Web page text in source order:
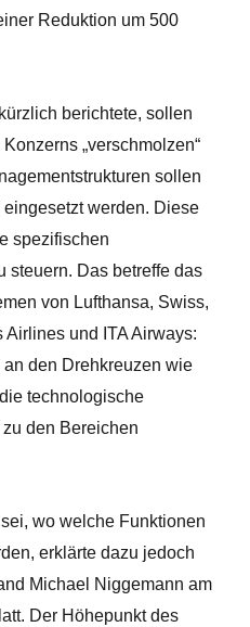
Reduktion um 500
berichtete, sollen
„verschmolzen“
sollen
eingesetzt werden. Diese
spezifischen
steuern. Das betreffe das
von Lufthansa, Swiss,
und ITA Airways:
den Drehkreuzen wie
technologische
den Bereichen
wo welche Funktionen
erklärte dazu jedoch
Michael Niggemann am
Der Höhepunkt des